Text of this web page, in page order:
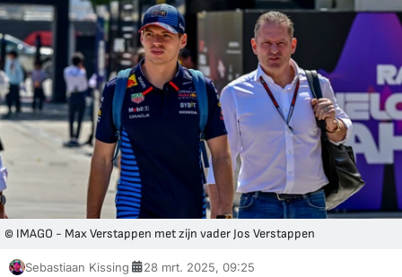
© IMAGO - Max Verstappen met zijn vader Jos Verstappen
Sebastiaan Kissing 28 mrt. 2025, 09:25